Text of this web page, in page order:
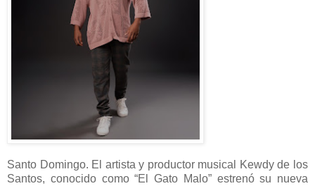
Santo Domingo. El artista y productor musical Kewdy de los
Santos, conocido como “El Gato Malo” estrenó su nueva